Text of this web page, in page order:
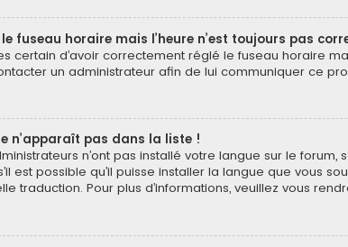
le fuseau horaire mais l’heure n’est toujours pas
certain d’avoir correctement réglé le fuseau horaire
un administrateur afin de lui communiquer ce
n’apparaît pas dans la liste !
n’ont pas installé votre langue sur le
est possible qu’il puisse installer la langue que vous
traduction. Pour plus d’informations, veuillez vous